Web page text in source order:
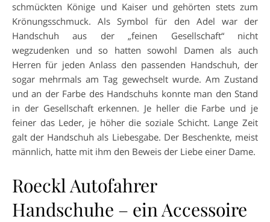
schmückten Könige und Kaiser und gehörten stets zum
Krönungsschmuck. Als Symbol für den Adel war der
Handschuh aus der „feinen Gesellschaft“ nicht
wegzudenken und so hatten sowohl Damen als auch
Herren für jeden Anlass den passenden Handschuh, der
sogar mehrmals am Tag gewechselt wurde. Am Zustand
und an der Farbe des Handschuhs konnte man den Stand
in der Gesellschaft erkennen. Je heller die Farbe und je
feiner das Leder, je höher die soziale Schicht. Lange Zeit
galt der Handschuh als Liebesgabe. Der Beschenkte, meist
männlich, hatte mit ihm den Beweis der Liebe einer Dame.
Roeckl Autofahrer
Handschuhe – ein Accessoire